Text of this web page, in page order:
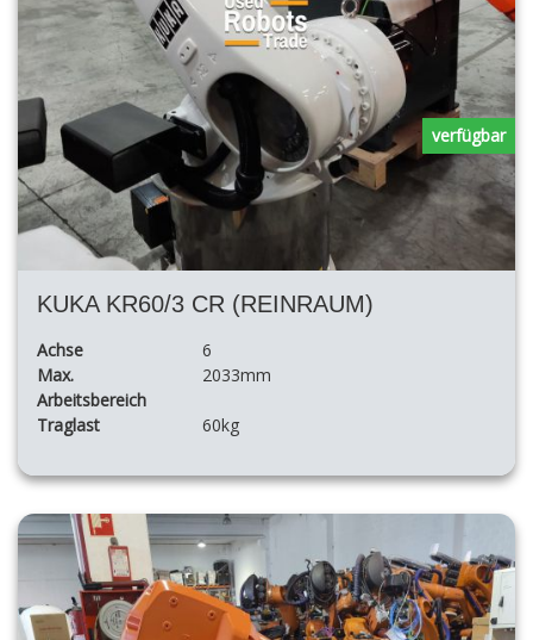
KUKA KR60/3 CR (REINRAUM)
Achse
6
Max.
Arbeitsbereich
2033mm
Traglast 60kg
verfügbar